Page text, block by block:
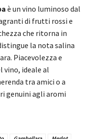
è un vino luminoso dal
di frutti rossi e
che ritorna in
la nota salina
Piacevolezza e
ideale al
tra amici o a
genuini agli aromi